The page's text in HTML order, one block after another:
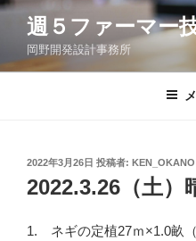
コ
ン
週５ファーマー
岡野開発設計事務所
投
稿
日:
2022年3月26日 投稿者: KEN_OKANO
2022.3.26（土）
1. ネギの定植27ｍ×1.0畝（